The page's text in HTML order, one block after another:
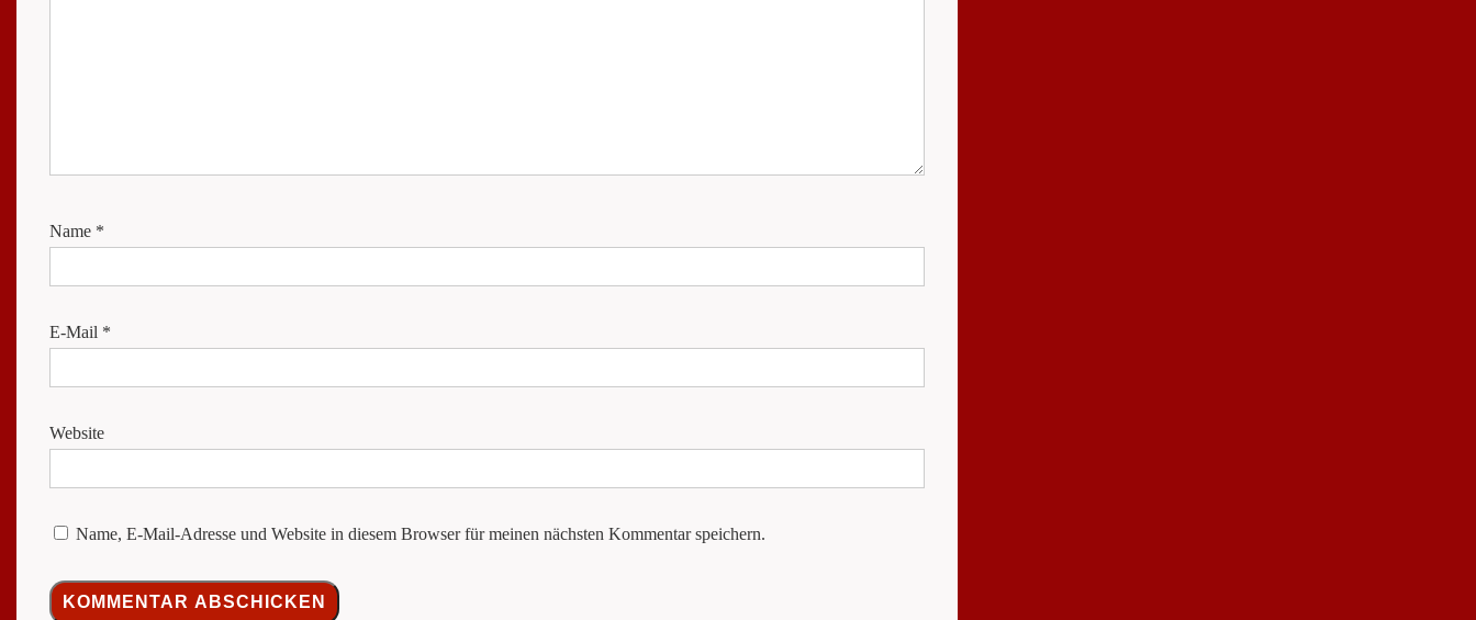
Name *
E-Mail *
Website
Name, E-Mail-Adresse und Website in diesem Browser für meinen nächsten Kommentar speichern.